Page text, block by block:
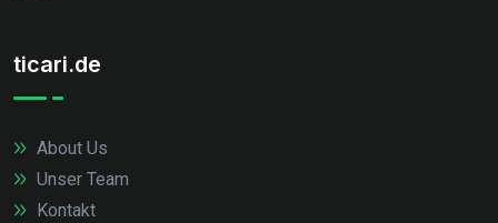
ticari.de
About Us
Unser Team
Kontakt